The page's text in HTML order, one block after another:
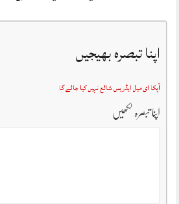
اپنا تبصرہ بھیجیں
آپکا ای میل ایڈریس شائع نہیں کیا جائے گا
اپنا تبصرہ لکھیں